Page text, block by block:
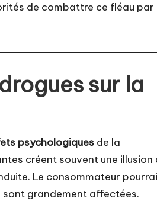
de combattre ce fléau par
sur la
psychologiques de la
créent souvent une illusion
Le consommateur
sont grandement affectées.